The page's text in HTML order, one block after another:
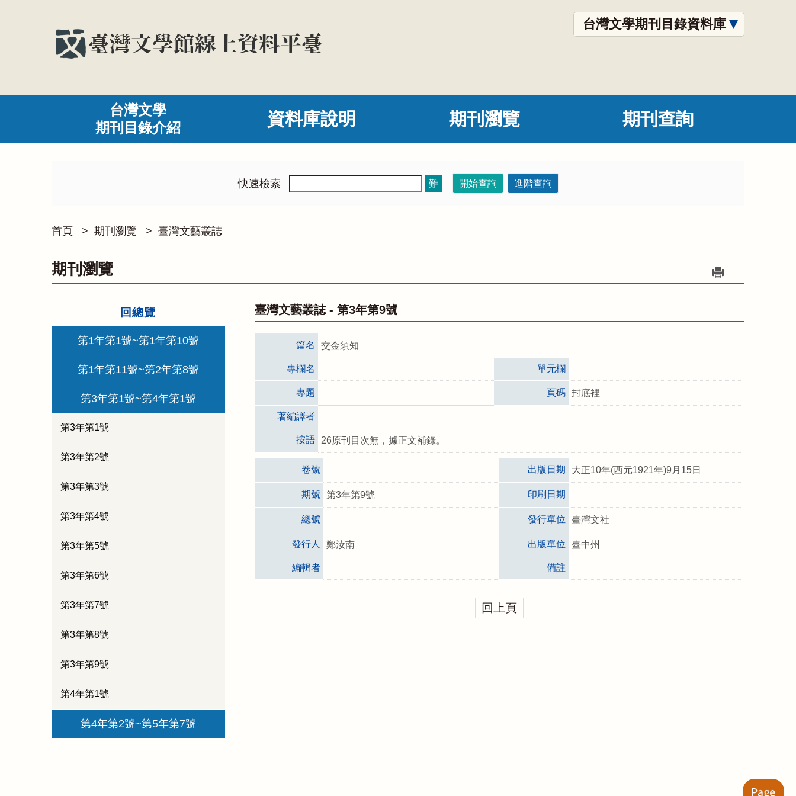
台灣文學期刊目錄資料庫
台灣文學
期刊目錄介紹
資料庫說明 期刊瀏覽 期刊查詢
快速檢索 難 開始查詢 進階查詢
首頁 > 期刊瀏覽 > 臺灣文藝叢誌
期刊瀏覽
回總覽
第1年第1號~第1年第10號
第1年第11號~第2年第8號
第3年第1號~第4年第1號
第3年第1號
第3年第2號
第3年第3號
第3年第4號
第3年第5號
第3年第6號
第3年第7號
第3年第8號
第3年第9號
第4年第1號
第4年第2號~第5年第7號
臺灣文藝叢誌 - 第3年第9號
篇名 交金須知
專欄名 單元欄
專題 頁碼 封底裡
著編譯者
按語 26原刊目次無，據正文補錄。
卷號 出版日期 大正10年(西元1921年)9月15日
期號 第3年第9號 印刷日期
總號 發行單位 臺灣文社
發行人 鄭汝南 出版單位 臺中州
編輯者 備註
回上頁